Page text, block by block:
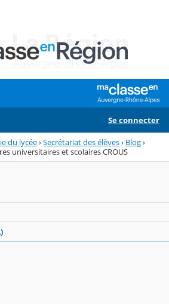
Se connecter
du lycée›Secrétariat des élèves› Blog›
universitaires et scolaires CROUS